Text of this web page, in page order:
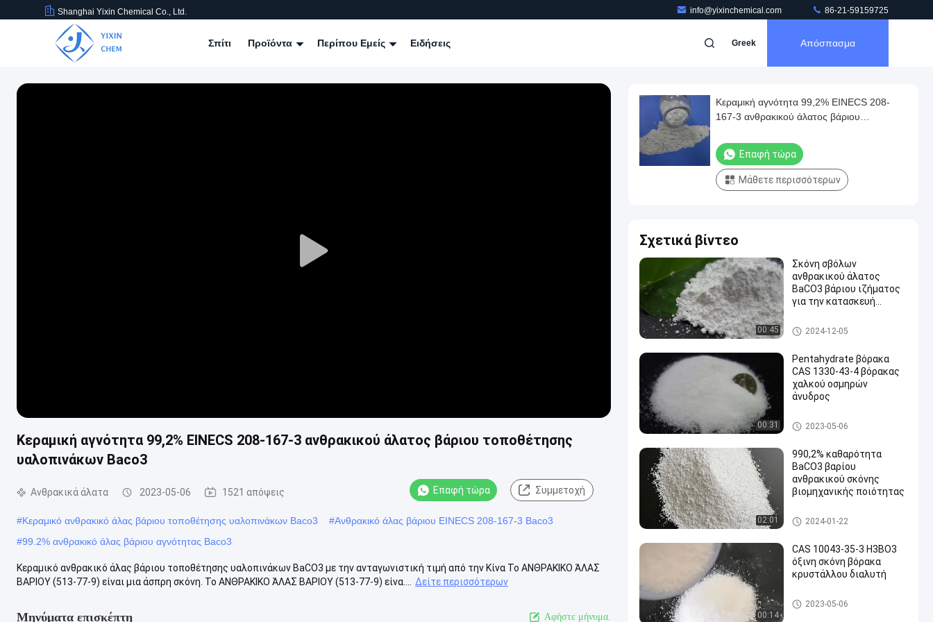
Shanghai Yixin Chemical Co., Ltd. info@yixinchemical.com 86-21-59159725
Σπίτι Προϊόντα Περίπου Εμείς Ειδήσεις Greek Απόσπασμα
Play
Κεραμική αγνότητα 99,2% EINECS 208-167-3 ανθρακικού άλατος βάριου τοποθέτησης
υαλοπινάκων Baco3
Ανθρακικά άλατα 2023-05-06 1521 απόψεις Επαφή τώρα Συμμετοχή
#Κεραμικό ανθρακικό άλας βάριου τοποθέτησης υαλοπινάκων Baco3 #Ανθρακικό άλας βάριου EINECS 208-167-3 Baco3
#99.2% ανθρακικό άλας βάριου αγνότητας Baco3
Κεραμικό ανθρακικό άλας βάριου τοποθέτησης υαλοπινάκων BaCO3 με την ανταγωνιστική τιμή από την Κίνα Το ΑΝΘΡΑΚΙΚΟ ΆΛΑΣ
ΒΑΡΙΟΥ (513-77-9) είναι μια άσπρη σκόνη. Το ΑΝΘΡΑΚΙΚΟ ΆΛΑΣ ΒΑΡΙΟΥ (513-77-9) είνα....
Δείτε περισσότερων
Μηνύματα επισκέπτη Αφήστε μήνυμα.
Κεραμική αγνότητα 99,2% EINECS 208-
167-3 ανθρακικού άλατος βάριου
Επαφή τώρα
Μάθετε περισσότερων
Σχετικά βίντεο
00:45
Σκόνη σβόλων
ανθρακικού άλατος
BaCO3 βάριου ιζήματος
για την κατασκευή
Barium Carbonate Powder
2024-12-05
00:31
Pentahydrate βόρακα
CAS 1330-43-4 βόρακας
χαλκού οσμηρών
άνυδρος
Barium Carbonate Powder
2023-05-06
02:01
990,2% καθαρότητα
BaCO3 βαρίου
ανθρακικού σκόνης
βιομηχανικής ποιότητας
Barium Carbonate Powder
2024-01-22
00:14
CAS 10043-35-3 H3BO3
όξινη σκόνη βόρακα
κρυστάλλου διαλυτή
Barium Carbonate Powder
2023-05-06